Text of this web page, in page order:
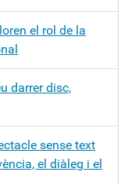
el rol de la
darrer disc,
sense text
el diàleg i el